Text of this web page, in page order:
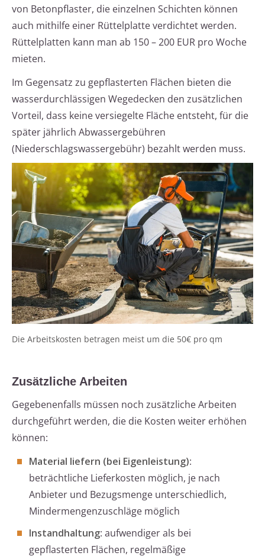
von Betonpflaster, die einzelnen Schichten können
auch mithilfe einer Rüttelplatte verdichtet werden.
Rüttelplatten kann man ab 150 – 200 EUR pro Woche
mieten.
Im Gegensatz zu gepflasterten Flächen bieten die
wasserdurchlässigen Wegedecken den zusätzlichen
Vorteil, dass keine versiegelte Fläche entsteht, für die
später jährlich Abwassergebühren
(Niederschlagswassergebühr) bezahlt werden muss.
Die Arbeitskosten betragen meist um die 50€ pro qm
Zusätzliche Arbeiten
Gegebenenfalls müssen noch zusätzliche Arbeiten
durchgeführt werden, die die Kosten weiter erhöhen
können:
Material liefern (bei Eigenleistung):
beträchtliche Lieferkosten möglich, je nach
Anbieter und Bezugsmenge unterschiedlich,
Mindermengenzuschläge möglich
Instandhaltung: aufwendiger als bei
gepflasterten Flächen, regelmäßige